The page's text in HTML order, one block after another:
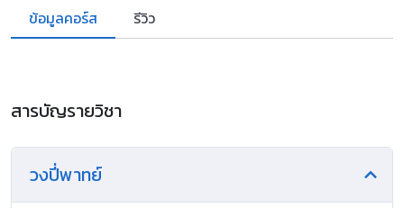
ข้อมูลคอร์ส รีวิว
สารบัญรายวิชา
วงปี่พาทย์